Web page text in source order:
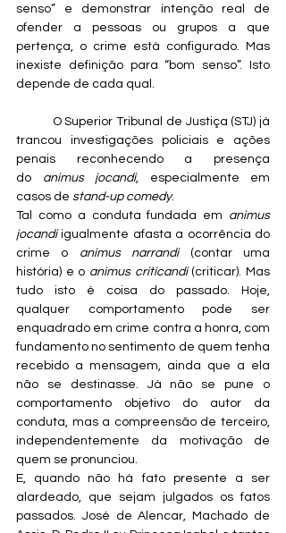
senso” e demonstrar intenção real de
ofender a pessoas ou grupos a que
pertença, o crime está configurado. Mas
inexiste definição para “bom senso”. Isto
depende de cada qual.
trancou investigações policiais e ações
penais reconhecendo a presença
do
animus jocandi, especialmente em
casos de stand-up comedy.
Tal como a conduta fundada em animus
jocandi igualmente afasta a ocorrência do
crime o animus narrandi (contar uma
história) e o animus criticandi (criticar). Mas
tudo isto é coisa do passado. Hoje,
qualquer comportamento pode ser
enquadrado em crime contra a honra, com
fundamento no sentimento de quem tenha
recebido a mensagem, ainda que a ela
não se destinasse. Já não se pune o
comportamento objetivo do autor da
conduta, mas a compreensão de terceiro,
independentemente da motivação de
quem se pronunciou.
E, quando não há fato presente a ser
alardeado, que sejam julgados os fatos
passados. José de Alencar, Machado de